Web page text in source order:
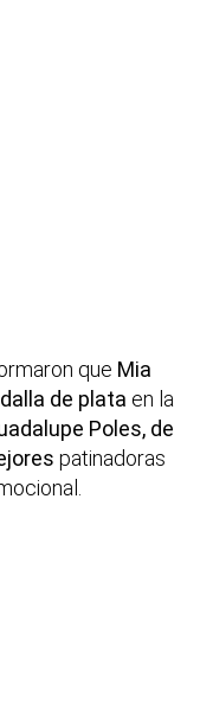
que Mia
de plata en la
Poles, de
patinadoras